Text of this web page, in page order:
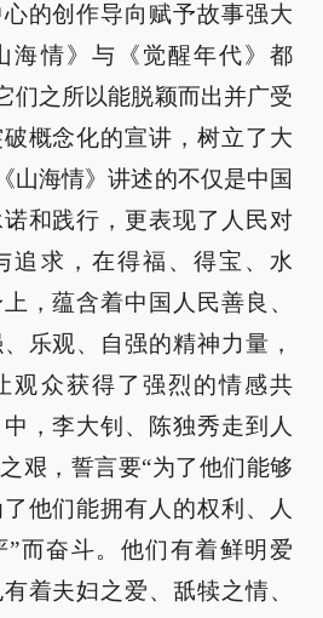
的创作导向赋予故事强大
海情》与《觉醒年代》都
们之所以能脱颖而出并广受
概念化的宣讲，树立了大
山海情》讲述的不仅是中国
和践行，更表现了人民对
追求，在得福、得宝、水
，蕴含着中国人民善良、
乐观、自强的精神力量，
观众获得了强烈的情感共
，李大钊、陈独秀走到人
艰，誓言要“为了他们能够
他们能拥有人的权利、人
而奋斗。他们有着鲜明爱
着夫妇之爱、舐犊之情、